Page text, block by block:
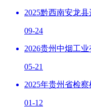
2025黔西南安龙
09-24
2026贵州中烟工
05-21
2025年贵州省检
01-12